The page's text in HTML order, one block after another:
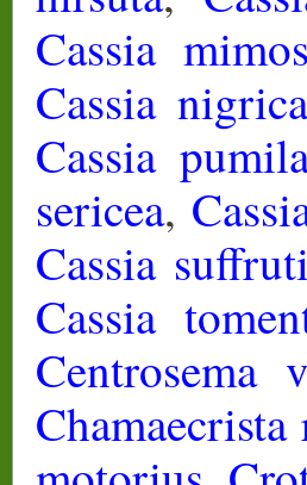
Cassia
Cassia
Cassia
sericea,
Cassia
Cassia
Centrosema